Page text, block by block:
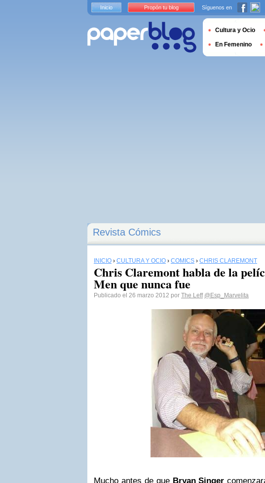
Revista Cómics
INICIO › CULTURA Y OCIO › CÓMICS › CHRIS CLAREMONT
Chris Claremont habla de la
Men que nunca fue
Publicado el 26 marzo 2012 por The Leff @Esp_Marvelita
Mucho antes de que Bryan Singer
Inicio Propón tu blog Síguenos en
Cultura y Ocio
En Femenino